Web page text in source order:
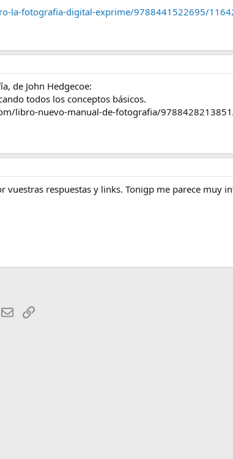
la-fotografia-digital-exprime/9788441522695/
de John Hedgecoe:
todos los conceptos básicos.
libro-nuevo-manual-de-fotografia/
vuestras respuestas y links. Tonigp me parece muy
EmailEnlace